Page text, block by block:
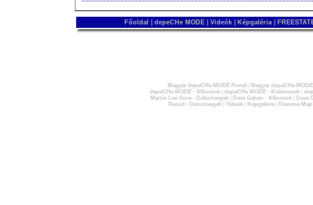
Főoldal depeCHe MODE Videók Képgaléria
Magyar depeCHe MODE Portál
Magyar depeCHe
depeCHe MODE - Albumok| depeCHe MODE - Kislemezek|
Martin Lee Gore - Dalszövegek| Dave Gahan - Albumok|
Dave
Recoil - Dalszövegek| Videók| Képgaléria| Devotee Map